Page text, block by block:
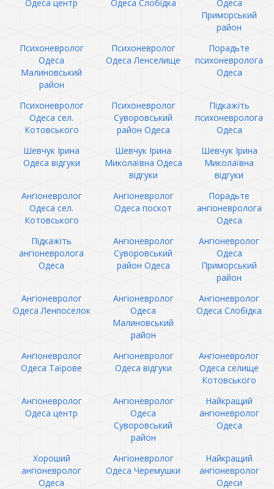
Одеса центр Одеса Слобідка
Одеса
Приморський
район
Психоневролог
Одеса
Малиновський
район
Психоневролог
Одеса Ленселище
Порадьте
психоневролога
Одеса
Психоневролог
Одеса сел.
Котовського
Психоневролог
Суворовський
район Одеса
Підкажіть
психоневролога
Одеса
Шевчук Ірина
Одеса відгуки
Шевчук Ірина
Миколаївна Одеса
відгуки
Шевчук Ірина
Миколаївна
відгуки
Ангіоневролог
Одеса сел.
Котовського
Ангіоневролог
Одеса поскот
Порадьте
ангіоневролога
Одеса
Підкажіть
ангіоневролога
Одеса
Ангіоневролог
Суворовський
район Одеса
Ангіоневролог
Одеса
Приморський
район
Ангіоневролог
Одеса Ленпоселок
Ангіоневролог
Одеса
Малиновський
район
Ангіоневролог
Одеса Слобідка
Ангіоневролог
Одеса Таїрове
Ангіоневролог
Одеса відгуки
Ангіоневролог
Одеса селище
Котовського
Ангіоневролог
Одеса центр
Ангіоневролог
Одеса
Суворовський
район
Найкращий
ангіоневролог
Одеса
Хороший
ангіоневролог
Одеса
Ангіоневролог
Одеса Черемушки
Найкращий
ангіоневролог
Одеси